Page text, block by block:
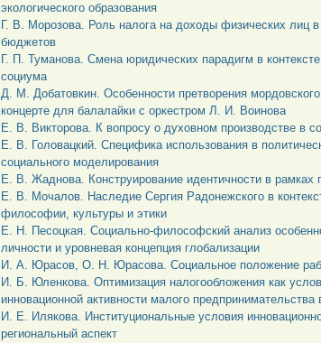
экологического образования
Г. В. Морозова. Роль налога на доходы физических лиц
бюджетов
Г. П. Туманова. Смена юридических парадигм в
социума
Д. М. Добатовкин. Особенности претворения
концерте для балалайки с оркестром Л. И. Воинова
Е. В. Викторова. К вопросу о духовном производстве в
Е. В. Головацкий. Специфика использования в
социального моделирования
Е. В. Жаднова. Конструирование идентичности в рамках
Е. В. Мочалов. Наследие Сергия Радонежского в
философии, культуры и этики
Е. Н. Песоцкая. Социально-философский анализ
личности и уровневая концепция глобализации
И. А. Юрасов, О. Н. Юрасова. Социальное положение
И. Б. Юленкова. Оптимизация налогообложения как
инновационной активности малого предпринимательства
И. Е. Илякова. Институциональные условия
региональный аспект